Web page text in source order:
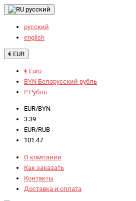
русский
русский
english
€ EUR
€ Euro
BYN Белорусский рубль
₽ Рубль
EUR/BYN -
3.39
EUR/RUB -
101.47
О компании
Как заказать
Контакты
Доставка и оплата